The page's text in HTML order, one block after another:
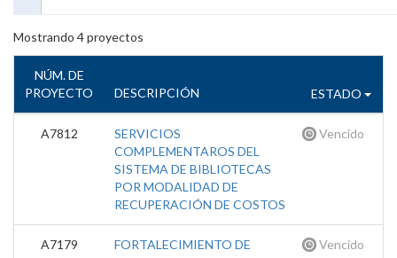
Mostrando 4proyectos
NÚM. DE
PROYECTO
DESCRIPCIÓN ESTADO
A7812
SERVICIOS
COMPLEMENTAROS DEL
SISTEMA DE BIBLIOTECAS
POR MODALIDAD DE
RECUPERACIÓN DE COSTOS
Vencido
A7179
FORTALECIMIENTO DE
Vencido